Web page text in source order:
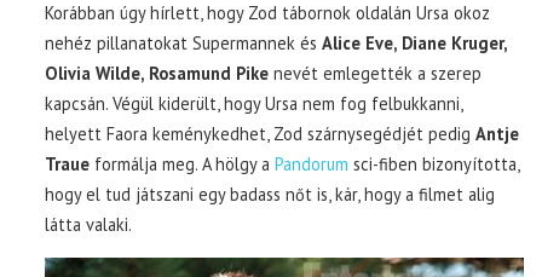
Korábban úgy hírlett, hogy Zod tábornok oldalán Ursa okoz
nehéz pillanatokat Supermannek ésAlice Eve, Diane Kruger,
Olivia Wilde, Rosamund Pike nevét emlegették a szerep
kapcsán. Végül kiderült, hogy Ursa nem fog felbukkanni,
helyett Faora keménykedhet, Zod szárnysegédjét pedigAntje
Traue formálja meg. A hölgy aPandorum sci-fiben bizonyította,
hogy el tud játszani egy badass nőt is, kár, hogy a filmet alig
látta valaki.